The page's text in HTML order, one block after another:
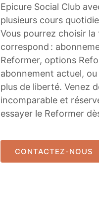
Epicure Social Club
plusieurs cours
Vous pourrez choisir
correspond :
Reformer, options
abonnement actuel,
plus de liberté. Venez
incomparable et
essayer le Reformer
CONTACTEZ-NOUS